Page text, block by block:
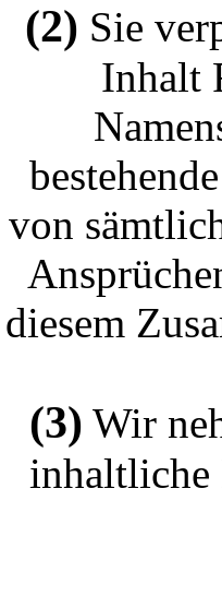
(2) Sie
Inhalt
von
diesem
(3) Wir
inhaltliche